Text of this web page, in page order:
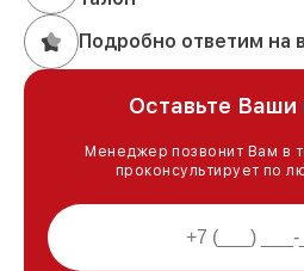
Подробно ответим на
Оставьте Ваши
Менеджер позвонит Вам в
проконсультирует по